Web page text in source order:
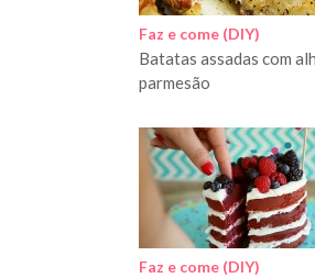
Faz e come (DIY)
Batatas assadas com
parmesão
Faz e come (DIY)